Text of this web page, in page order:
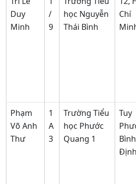
Duy
Minh
/
9
học Nguyễn
Thái Bình
Chí
Phạm
Võ Anh
Thư
1
A
3
Trường Tiểu
học Phước
Quang 1
Tuy
Bình
Định